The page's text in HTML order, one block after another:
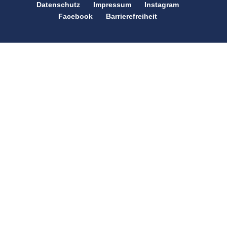
Datenschutz Impressum
Instagram
Facebook
Barrierefreiheit